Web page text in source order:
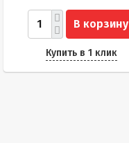
В корзину
Купить в 1 клик